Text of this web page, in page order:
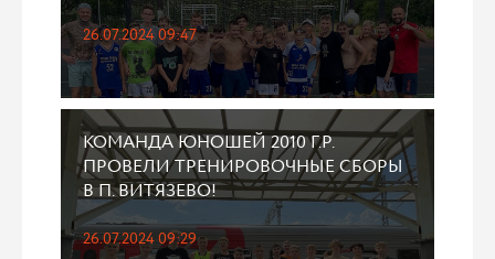
26.07.2024 09:47
КОМАНДА ЮНОШЕЙ 2010 Г.Р.
ПРОВЕЛИ ТРЕНИРОВОЧНЫЕ СБОРЫ
В П. ВИТЯЗЕВО!
26.07.2024 09:29